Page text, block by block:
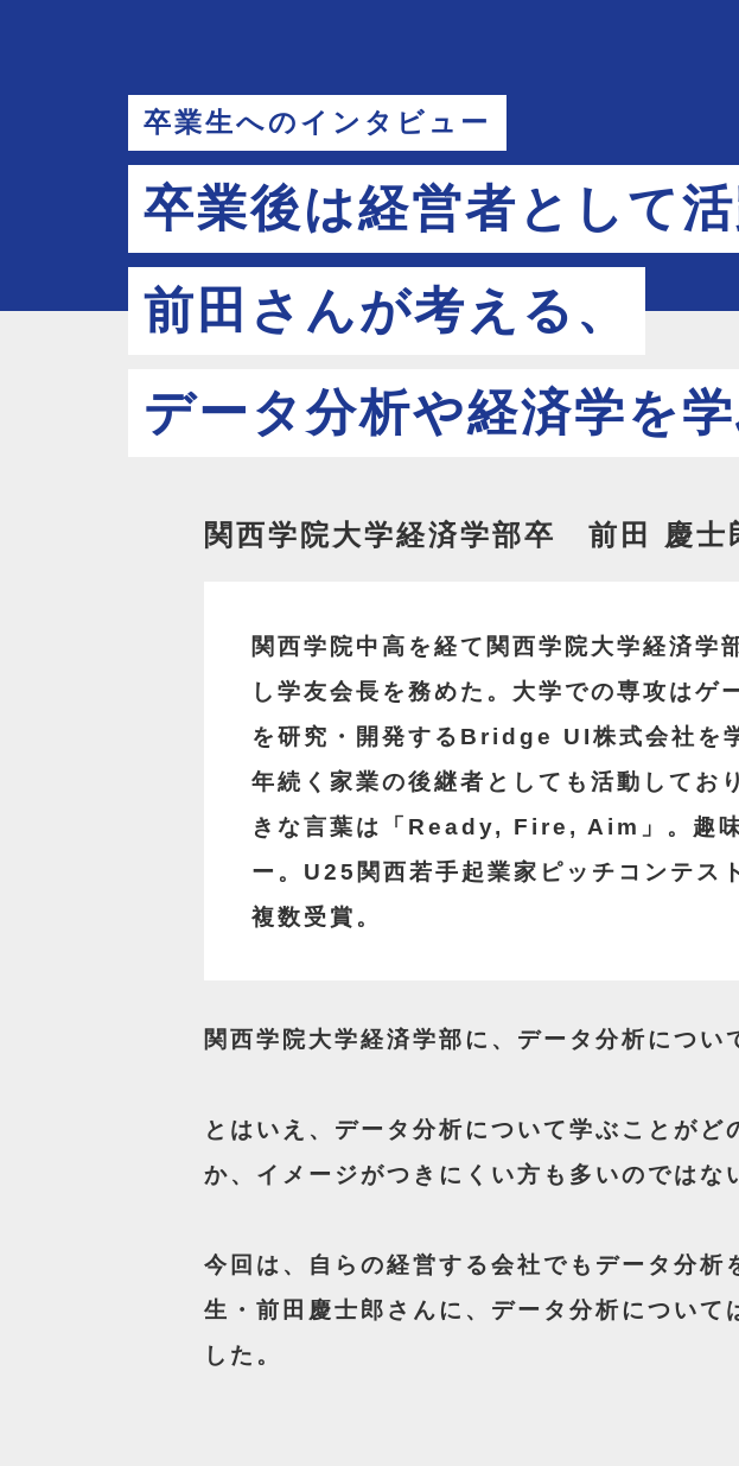
卒業生へのインタビュー
卒業後は経営者として
前田さんが考える、
データ分析や経済学を
関西学院大学経済学部卒 前田 慶士
関西学院中高を経て関西学院大学経済学
し学友会長を務めた。大学での専攻は
を研究・開発するBridge UI株式会社を
年続く家業の後継者としても活動して
きな言葉は「Ready, Fire, Aim」。趣
ー。U25関西若手起業家ピッチコンテ
複数受賞。
関西学院大学経済学部に、データ分析につい
とはいえ、データ分析について学ぶことが
か、イメージがつきにくい方も多いのではな
今回は、自らの経営する会社でもデータ分
生・前田慶士郎さんに、データ分析につい
した。